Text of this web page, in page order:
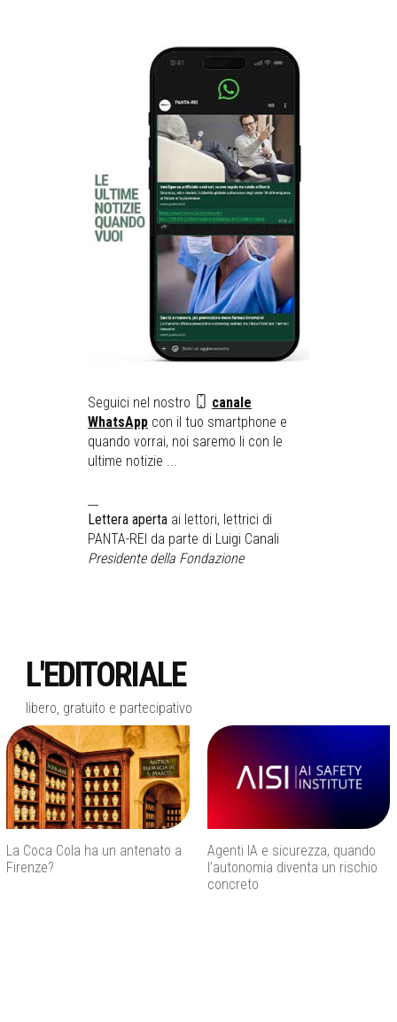
Seguici nel nostro
canale
WhatsApp con il tuo smartphone e
quando vorrai, noi saremo li con le
ultime notizie ...
Lettera aperta ai lettori, lettrici di
PANTA-REI da parte di Luigi Canali
Presidente della Fondazione
L'EDITORIALE
libero, gratuito e partecipativo
La Coca Cola ha un antenato a
Firenze?
Agenti IA e sicurezza, quando
l’autonomia diventa un rischio
concreto